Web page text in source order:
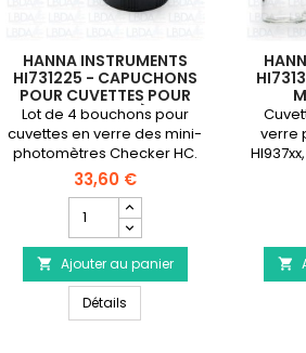
HI1271 - Électrode pH de rechange pour
HANNA INSTRUMENTS
HI731225 - CAPUCHONS
POUR CUVETTES POUR
MINI-PHOTOMÈTRES
CHECKER HC (X 4)
Lot de 4 bouchons pour
cuvettes en verre des mini-
photomètres Checker HC.
33,60 €
quantité
du
produit
HANNA
INSTRUMENTS
HI731225
 Ajouter au panier
Détails HANNA INSTRUMENTS
ET
verre
HC (x
